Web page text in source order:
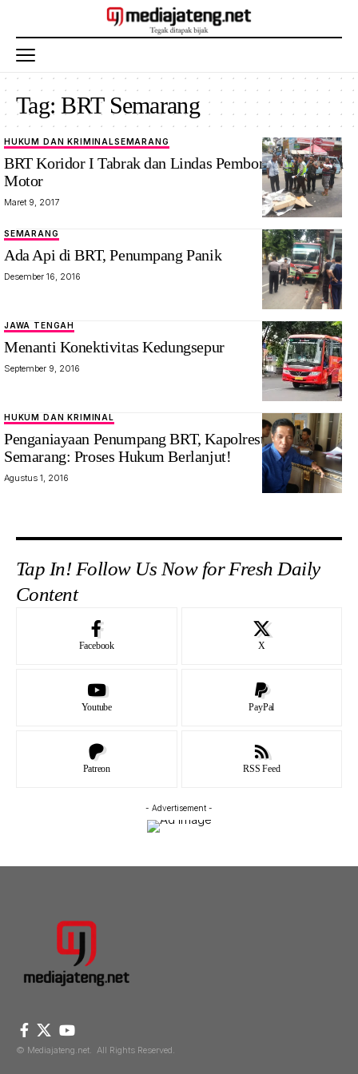
Tag:BRT Semarang
HUKUM DAN KRIMINALSEMARANG
BRT Koridor I Tabrak dan Lindas Pembonceng Sepeda
Motor
Maret 9, 2017
SEMARANG
Ada Api di BRT, Penumpang Panik
Desember 16, 2016
JAWA TENGAH
Menanti Konektivitas Kedungsepur
September 9, 2016
HUKUM DAN KRIMINAL
Penganiayaan Penumpang BRT, Kapolrestabes
Semarang: Proses Hukum Berlanjut!
Agustus 1, 2016
Tap In! Follow Us Now for Fresh Daily
Content
Facebook X
Youtube PayPal
Patreon RSS Feed
- Advertisement -
© Mediajateng.net. All Rights Reserved.